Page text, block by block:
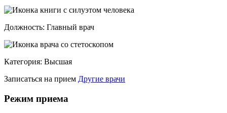
Должность: Главный врач
Категория: Высшая
Записаться на прием Другие врачи
Режим приема